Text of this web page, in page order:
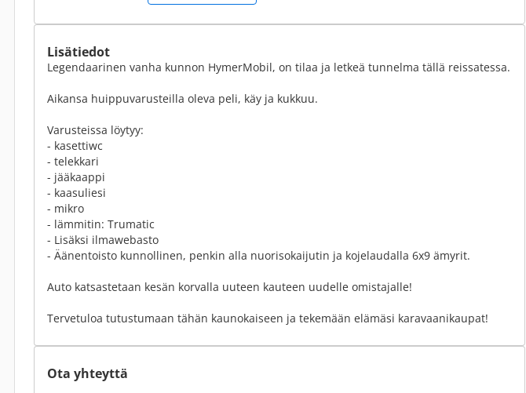
Lisätiedot
Legendaarinen vanha kunnon HymerMobil, on tilaa ja letkeä tunnelma tällä reissatessa.
Aikansa huippuvarusteilla oleva peli, käy ja kukkuu.
Varusteissa löytyy:
- kasettiwc
- telekkari
- jääkaappi
- kaasuliesi
- mikro
- lämmitin: Trumatic
- Lisäksi ilmawebasto
- Äänentoisto kunnollinen, penkin alla nuorisokaijutin ja kojelaudalla 6x9 ämyrit.
Auto katsastetaan kesän korvalla uuteen kauteen uudelle omistajalle!
Tervetuloa tutustumaan tähän kaunokaiseen ja tekemään elämäsi karavaanikaupat!
Ota yhteyttä